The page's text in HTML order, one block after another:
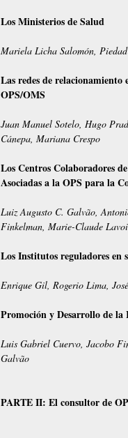
Los Ministerios de Salud
Mariela Licha Salomón,
Las redes de
OPS/OMS
Juan Manuel Sotelo, Hugo
Cánepa, Mariana Crespo
Los Centros Colaboradores
Asociadas a la OPS para la
Luiz Augusto C. Galvão,
Finkelman, Marie-Claude
Los Institutos reguladores en
Enrique Gil, Rogerio Lima,
Promoción y Desarrollo de la
Luis Gabriel Cuervo, Jacobo
Galvão
PARTE II: El consultor de